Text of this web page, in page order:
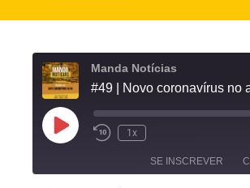
Manda Notícias
#49 | Novo coronavírus no
1x
SE INSCREVER